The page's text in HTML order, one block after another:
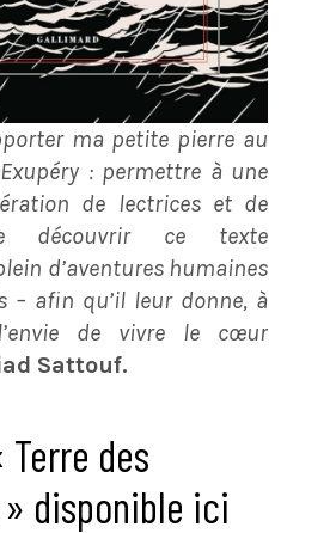
ma petite pierre au
: permettre à une
de lectrices et de
découvrir ce texte
d’aventures humaines
– afin qu’il leur donne, à
de vivre le cœur
Sattouf.
des
disponible ici